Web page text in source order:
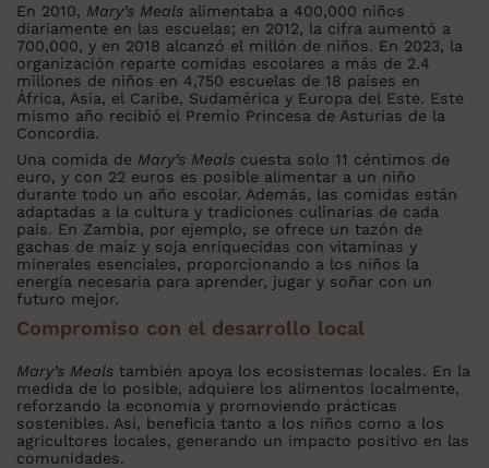
En 2010, Mary’s Meals alimentaba a 400,000 niños
diariamente en las escuelas; en 2012, la cifra aumentó a
700,000, y en 2018 alcanzó el millón de niños. En 2023, la
organización reparte comidas escolares a más de 2.4
millones de niños en 4,750 escuelas de 18 países en
África, Asia, el Caribe, Sudamérica y Europa del Este. Este
mismo año recibió el Premio Princesa de Asturias de la
Concordia.
Una comida de Mary’s Meals cuesta solo 11 céntimos de
euro, y con 22 euros es posible alimentar a un niño
durante todo un año escolar. Además, las comidas están
adaptadas a la cultura y tradiciones culinarias de cada
país. En Zambia, por ejemplo, se ofrece un tazón de
gachas de maíz y soja enriquecidas con vitaminas y
minerales esenciales, proporcionando a los niños la
energía necesaria para aprender, jugar y soñar con un
futuro mejor.
Compromiso con el desarrollo local
Mary’s Meals también apoya los ecosistemas locales. En la
medida de lo posible, adquiere los alimentos localmente,
reforzando la economía y promoviendo prácticas
sostenibles. Así, beneficia tanto a los niños como a los
agricultores locales, generando un impacto positivo en las
comunidades.